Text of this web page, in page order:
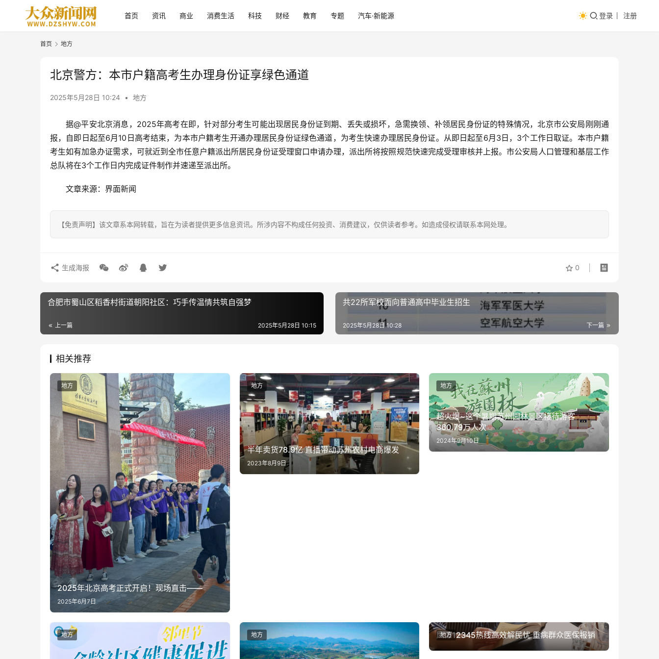
首页 资讯 商业 消费生活 科技 财经 教育 专题 汽车·新能源 登录 注册
首页 地方
北京警方：本市户籍高考生办理身份证享绿色通道
2025年5月28日 10:24 • 地方
据@平安北京消息，2025年高考在即，针对部分考生可能出现居民身份证到期、丢失或损坏，急需换领、补领居民身份证的特殊情况，北京市公安局刚刚通
报，自即日起至6月10日高考结束，为本市户籍考生开通办理居民身份证绿色通道，为考生快速办理居民身份证。从即日起至6月3日，3个工作日取证。本市户籍
考生如有加急办证需求，可就近到全市任意户籍派出所居民身份证受理窗口申请办理，派出所将按照规范快速完成受理审核并上报。市公安局人口管理和基层工作
总队将在3个工作日内完成证件制作并速递至派出所。
文章来源：界面新闻
【免责声明】该文章系本网转载，旨在为读者提供更多信息资讯。所涉内容不构成任何投资、消费建议，仅供读者参考。如造成侵权请联系本网处理。
0
生成海报
合肥市蜀山区稻香村街道朝阳社区：巧手传温情共筑自强梦
上一篇 2025年5月28日 10:15
共22所军校面向普通高中毕业生招生
下一篇
2025年5月28日 10:28
相关推荐
2025年北京高考正式开启！现场直击——
2025年6月7日
地方
半年卖货78.9亿 直播带动苏州农村电商爆发
2023年8月9日
地方
超火爆~这个暑期苏州园林景区接待游客
360.79万人次
2024年9月10日
地方
地方 地方
鹰潭12345热线高效解民忧 重病群众医保报销
难题获圆满解决
2026年3月11日
地方